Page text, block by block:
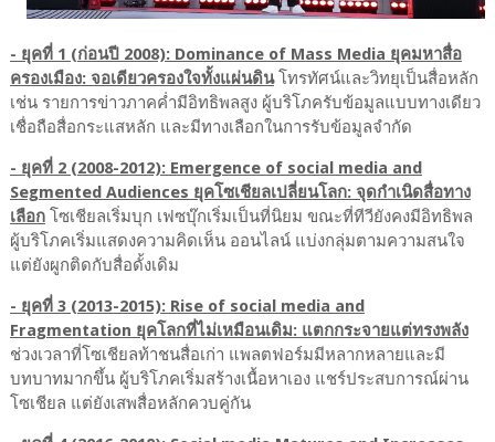
- ยุคที่ 1 (ก่อนปี 2008): Dominance of Mass Media ยุคมหาสื่อ
ครองเมือง: จอเดียวครองใจทั้งแผ่นดินโทรทัศน์และวิทยุเป็นสื่อหลัก
เช่น รายการข่าวภาคค่ำมีอิทธิพลสูง ผู้บริโภครับข้อมูลแบบทางเดียว
เชื่อถือสื่อกระแสหลัก และมีทางเลือกในการรับข้อมูลจำกัด
- ยุคที่ 2 (2008-2012): Emergence of social media and
Segmented Audiences ยุคโซเชียลเปลี่ยนโลก: จุดกำเนิดสื่อทาง
เลือกโซเชียลเริ่มบุก เฟซบุ๊กเริ่มเป็นที่นิยม ขณะที่ทีวียังคงมีอิทธิพล
ผู้บริโภคเริ่มแสดงความคิดเห็น ออนไลน์ แบ่งกลุ่มตามความสนใจ
แต่ยังผูกติดกับสื่อดั้งเดิม
- ยุคที่ 3 (2013-2015): Rise of social media and
Fragmentation ยุคโลกที่ไม่เหมือนเดิม: แตกกระจายแต่ทรงพลัง
ช่วงเวลาที่โซเชียลท้าชนสื่อเก่า แพลตฟอร์มมีหลากหลายและมี
บทบาทมากขึ้น ผู้บริโภคเริ่มสร้างเนื้อหาเอง แชร์ประสบการณ์ผ่าน
โซเชียล แต่ยังเสพสื่อหลักควบคู่กัน